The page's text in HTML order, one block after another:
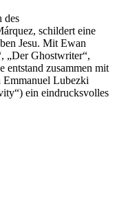
des
schildert eine
Jesu. Mit Ewan
„Der Ghostwriter“,
entstand zusammen mit
Emmanuel Lubezki
ein eindrucksvolles